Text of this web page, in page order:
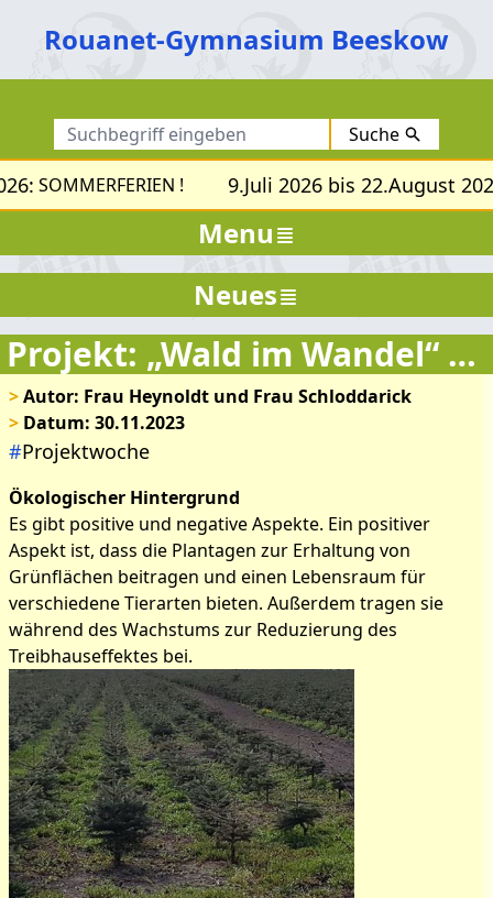
Rouanet-Gymnasium Beeskow
Suche
SOMMERFERIEN ! 9.Juli 2026 bis 22.August
Menu
Projekt: „Wald im Wandel“ Projektgruppe: „Weihnachtsbaumprojekt“
>Autor: Frau Heynoldt und Frau Schloddarick
> Datum: 30.11.2023
#Projektwoche
Ökologischer Hintergrund
Es gibt positive und negative Aspekte. Ein positiver
Aspekt ist, dass die Plantagen zur Erhaltung von
Grünflächen beitragen und einen Lebensraum für
verschiedene Tierarten bieten. Außerdem tragen sie
während des Wachstums zur Reduzierung des
Treibhauseffektes bei.
Neues